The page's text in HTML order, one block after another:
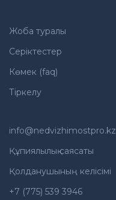
Жоба туралы
Серіктестер
Көмек (faq)
Тіркелу
info@nedvizhimostpro.kz
Құпиялылық саясаты
Қолданушының келісімі
+7 (775) 539 3946